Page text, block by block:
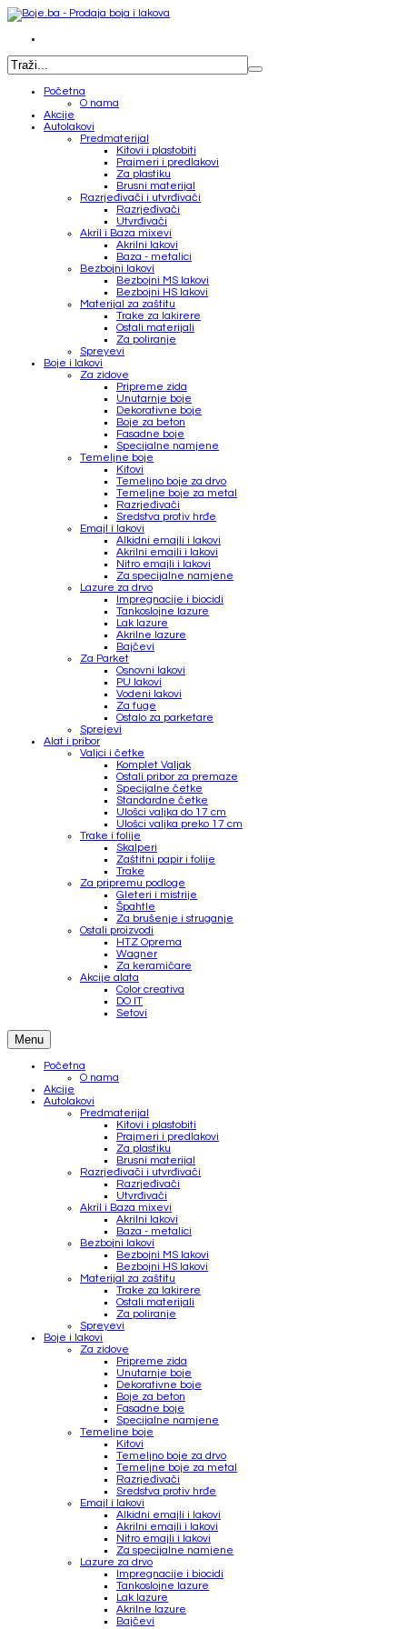
Početna
O nama
Akcije
Autolakovi
Predmaterijal
Kitovi i plastobiti
Prajmeri i predlakovi
Za plastiku
Brusni materijal
Razrjeđivači i utvrđivači
Razrjeđivači
Utvrđivači
Akril i Baza mixevi
Akrilni lakovi
Baza - metalici
Bezbojni lakovi
Bezbojni MS lakovi
Bezbojni HS lakovi
Materijal za zaštitu
Trake za lakirere
Ostali materijali
Za poliranje
Spreyevi
Boje i lakovi
Za zidove
Pripreme zida
Unutarnje boje
Dekorativne boje
Boje za beton
Fasadne boje
Specijalne namjene
Temeljne boje
Kitovi
Temeljno boje za drvo
Temeljne boje za metal
Razrjeđivači
Sredstva protiv hrđe
Emajl i lakovi
Alkidni emajli i lakovi
Akrilni emajli i lakovi
Nitro emajli i lakovi
Za specijalne namjene
Lazure za drvo
Impregnacije i biocidi
Tankoslojne lazure
Lak lazure
Akrilne lazure
Bajčevi
Za Parket
Osnovni lakovi
PU lakovi
Vodeni lakovi
Za fuge
Ostalo za parketare
Sprejevi
Alat i pribor
Valjci i četke
Komplet Valjak
Ostali pribor za premaze
Specijalne četke
Standardne četke
Ulošci valjka do 17 cm
Ulošci valjka preko 17 cm
Trake i folije
Skalperi
Zaštitni papir i folije
Trake
Za pripremu podloge
Gleteri i mistrije
Špahtle
Za brušenje i struganje
Ostali proizvodi
HTZ Oprema
Wagner
Za keramičare
Akcije alata
Color creativa
DO IT
Setovi
Menu
Početna
O nama
Akcije
Autolakovi
Predmaterijal
Kitovi i plastobiti
Prajmeri i predlakovi
Za plastiku
Brusni materijal
Razrjeđivači i utvrđivači
Razrjeđivači
Utvrđivači
Akril i Baza mixevi
Akrilni lakovi
Baza - metalici
Bezbojni lakovi
Bezbojni MS lakovi
Bezbojni HS lakovi
Materijal za zaštitu
Trake za lakirere
Ostali materijali
Za poliranje
Spreyevi
Boje i lakovi
Za zidove
Pripreme zida
Unutarnje boje
Dekorativne boje
Boje za beton
Fasadne boje
Specijalne namjene
Temeljne boje
Kitovi
Temeljno boje za drvo
Temeljne boje za metal
Razrjeđivači
Sredstva protiv hrđe
Emajl i lakovi
Alkidni emajli i lakovi
Akrilni emajli i lakovi
Nitro emajli i lakovi
Za specijalne namjene
Lazure za drvo
Impregnacije i biocidi
Tankoslojne lazure
Lak lazure
Akrilne lazure
Bajčevi